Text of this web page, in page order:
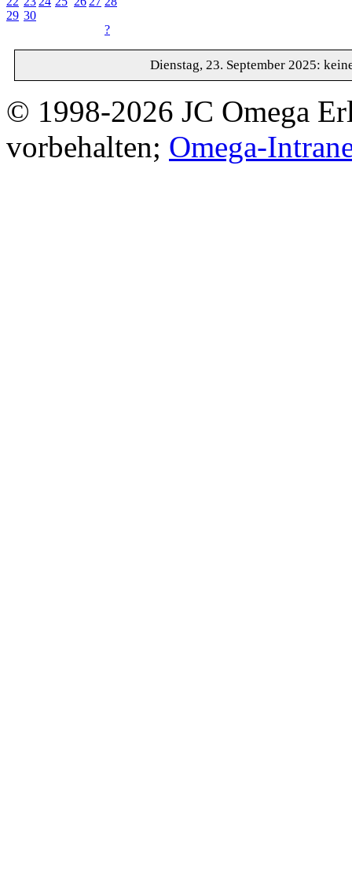
29 30
?
Dienstag, 23. September 2025:
© 1998-2026 JC Omega
vorbehalten; Omega-